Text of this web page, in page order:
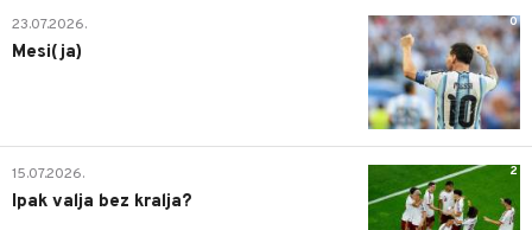
0
23.07.2026.
Mesi(ja)
2
15.07.2026.
Ipak valja bez kralja?